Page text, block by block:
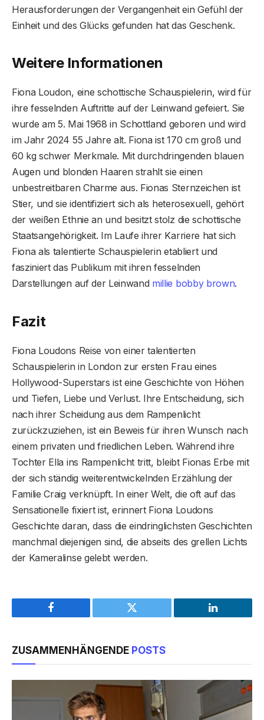
Herausforderungen der Vergangenheit ein Gefühl der
Einheit und des Glücks gefunden hat das Geschenk.
Weitere Informationen
Fiona Loudon, eine schottische Schauspielerin, wird für
ihre fesselnden Auftritte auf der Leinwand gefeiert. Sie
wurde am 5. Mai 1968 in Schottland geboren und wird
im Jahr 2024 55 Jahre alt. Fiona ist 170 cm groß und
60 kg schwer Merkmale. Mit durchdringenden blauen
Augen und blonden Haaren strahlt sie einen
unbestreitbaren Charme aus. Fionas Sternzeichen ist
Stier, und sie identifiziert sich als heterosexuell, gehört
der weißen Ethnie an und besitzt stolz die schottische
Staatsangehörigkeit. Im Laufe ihrer Karriere hat sich
Fiona als talentierte Schauspielerin etabliert und
fasziniert das Publikum mit ihren fesselnden
Darstellungen auf der Leinwand millie bobby brown.
Fazit
Fiona Loudons Reise von einer talentierten
Schauspielerin in London zur ersten Frau eines
Hollywood-Superstars ist eine Geschichte von Höhen
und Tiefen, Liebe und Verlust. Ihre Entscheidung, sich
nach ihrer Scheidung aus dem Rampenlicht
zurückzuziehen, ist ein Beweis für ihren Wunsch nach
einem privaten und friedlichen Leben. Während ihre
Tochter Ella ins Rampenlicht tritt, bleibt Fionas Erbe mit
der sich ständig weiterentwickelnden Erzählung der
Familie Craig verknüpft. In einer Welt, die oft auf das
Sensationelle fixiert ist, erinnert Fiona Loudons
Geschichte daran, dass die eindringlichsten Geschichten
manchmal diejenigen sind, die abseits des grellen Lichts
der Kameralinse gelebt werden.
Facebook Twitter LinkedIn
ZUSAMMENHÄNGENDE POSTS